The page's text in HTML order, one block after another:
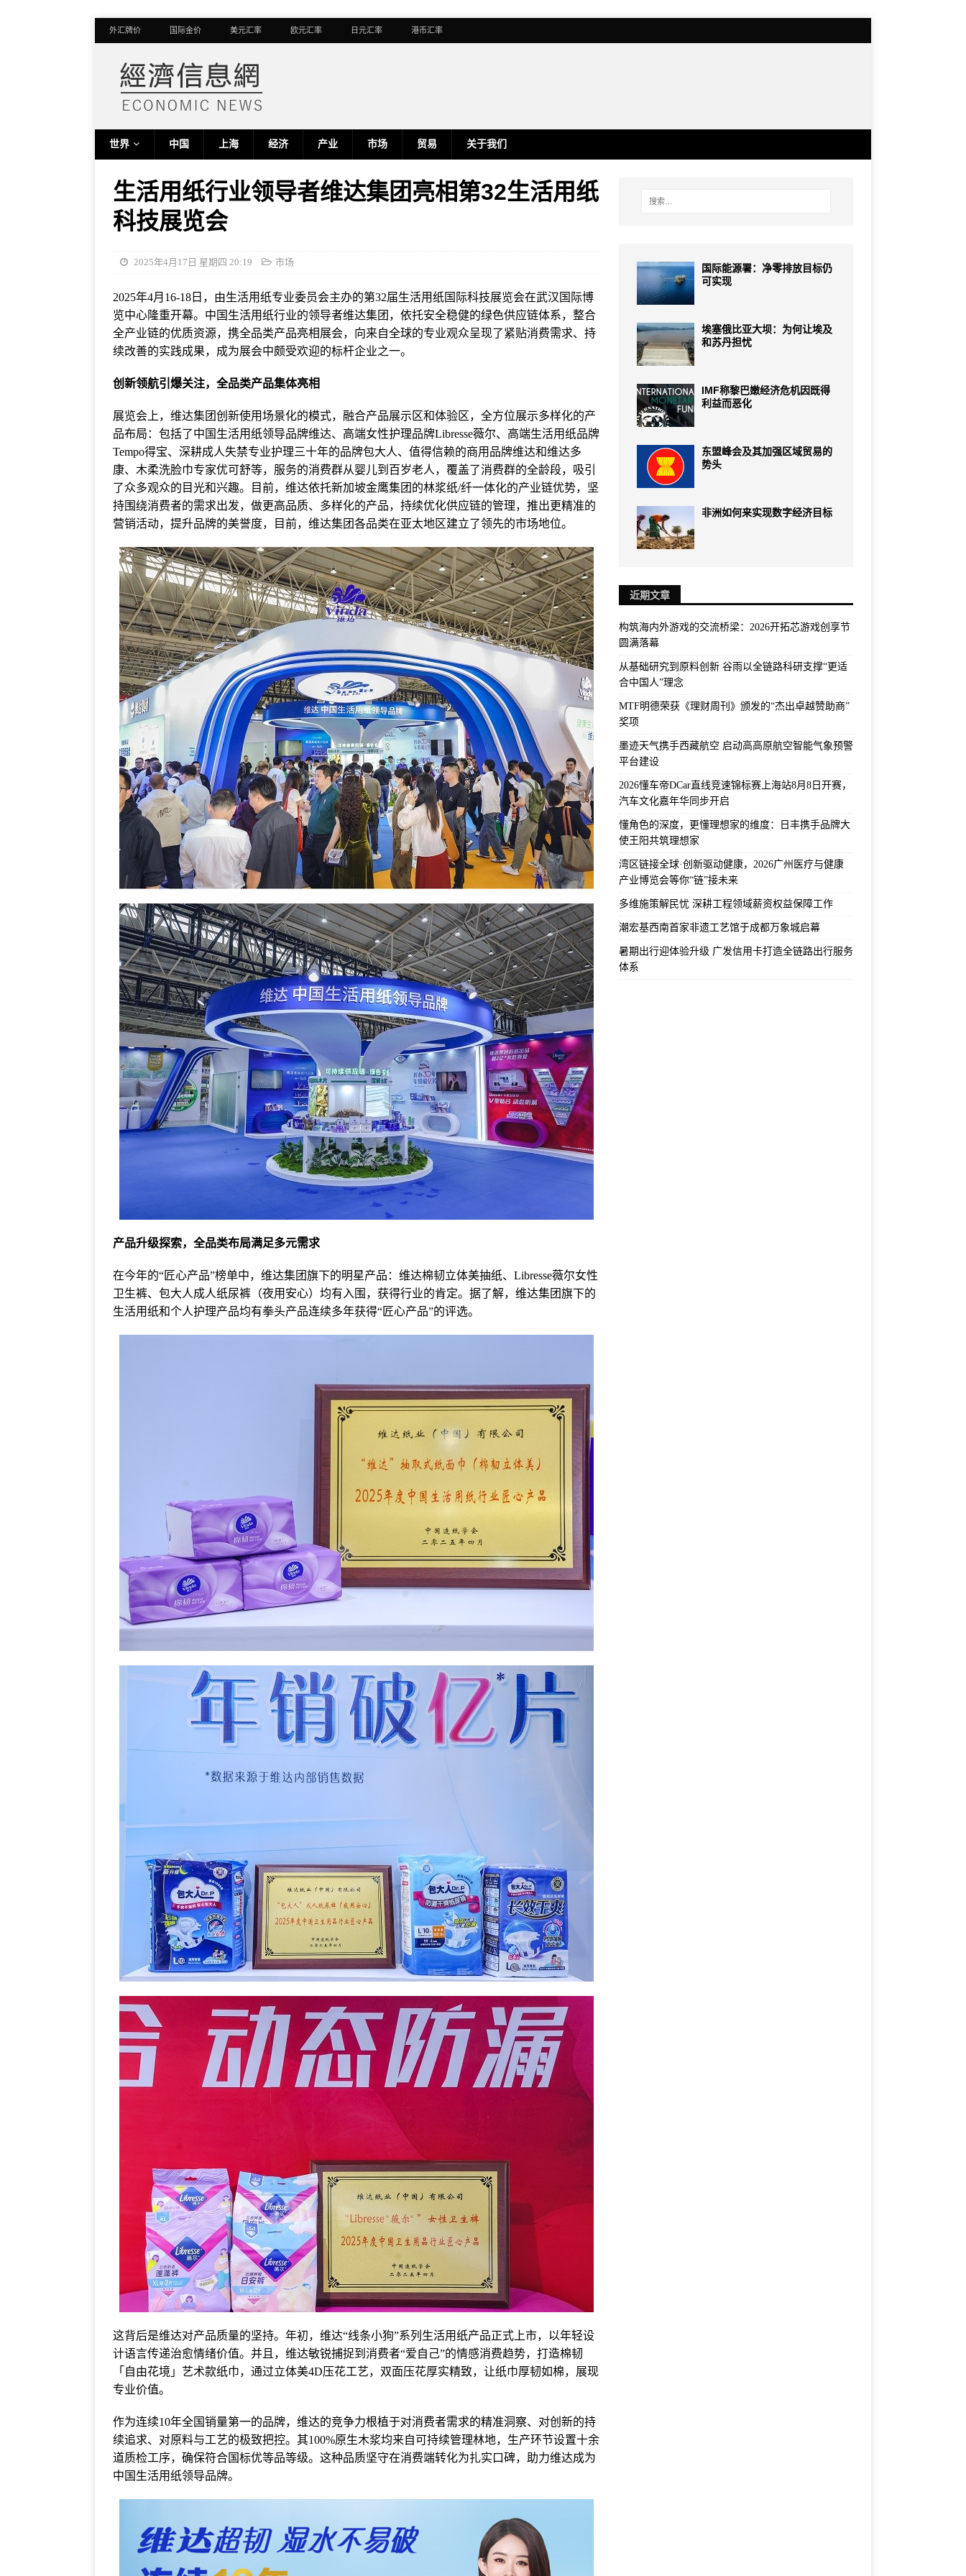
外汇牌价 国际金价 美元汇率 欧元汇率 日元汇率 港币汇率
世界 中国 上海 经济 产业 市场 贸易 关于我们
生活用纸行业领导者维达集团亮相第32生活用纸
科技展览会
2025年4月17日 星期四 20:19 市场
2025年4月16-18日，由生活用纸专业委员会主办的第32届生活用纸国际科技展览会在武汉国际博
览中心隆重开幕。中国生活用纸行业的领导者维达集团，依托安全稳健的绿色供应链体系，整合
全产业链的优质资源，携全品类产品亮相展会，向来自全球的专业观众呈现了紧贴消费需求、持
续改善的实践成果，成为展会中颇受欢迎的标杆企业之一。
创新领航引爆关注，全品类产品集体亮相
展览会上，维达集团创新使用场景化的模式，融合产品展示区和体验区，全方位展示多样化的产
品布局：包括了中国生活用纸领导品牌维达、高端女性护理品牌Libresse薇尔、高端生活用纸品牌
Tempo得宝、深耕成人失禁专业护理三十年的品牌包大人、值得信赖的商用品牌维达和维达多
康、木柔洗脸巾专家优可舒等，服务的消费群从婴儿到百岁老人，覆盖了消费群的全龄段，吸引
了众多观众的目光和兴趣。目前，维达依托新加坡金鹰集团的林浆纸/纤一体化的产业链优势，坚
持围绕消费者的需求出发，做更高品质、多样化的产品，持续优化供应链的管理，推出更精准的
营销活动，提升品牌的美誉度，目前，维达集团各品类在亚太地区建立了领先的市场地位。
产品升级探索，全品类布局满足多元需求
在今年的“匠心产品”榜单中，维达集团旗下的明星产品：维达棉韧立体美抽纸、Libresse薇尔女性
卫生裤、包大人成人纸尿裤（夜用安心）均有入围，获得行业的肯定。据了解，维达集团旗下的
生活用纸和个人护理产品均有拳头产品连续多年获得“匠心产品”的评选。
这背后是维达对产品质量的坚持。年初，维达“线条小狗”系列生活用纸产品正式上市，以年轻设
计语言传递治愈情绪价值。并且，维达敏锐捕捉到消费者“爱自己”的情感消费趋势，打造棉韧
「自由花境」艺术款纸巾，通过立体美4D压花工艺，双面压花厚实精致，让纸巾厚韧如棉，展现
专业价值。
作为连续10年全国销量第一的品牌，维达的竞争力根植于对消费者需求的精准洞察、对创新的持
续追求、对原料与工艺的极致把控。其100%原生木浆均来自可持续管理林地，生产环节设置十余
道质检工序，确保符合国标优等品等级。这种品质坚守在消费端转化为扎实口碑，助力维达成为
中国生活用纸领导品牌。
国际能源署：净零排放目标仍
可实现
埃塞俄比亚大坝：为何让埃及
和苏丹担忧
IMF称黎巴嫩经济危机因既得
利益而恶化
东盟峰会及其加强区域贸易的
势头
非洲如何来实现数字经济目标
近期文章
构筑海内外游戏的交流桥梁：2026开拓芯游戏创享节
圆满落幕
从基础研究到原料创新 谷雨以全链路科研支撑“更适
合中国人”理念
MTF明德荣获《理财周刊》颁发的“杰出卓越赞助商”
奖项
墨迹天气携手西藏航空 启动高高原航空智能气象预警
平台建设
2026懂车帝DCar直线竞速锦标赛上海站8月8日开赛，
汽车文化嘉年华同步开启
懂角色的深度，更懂理想家的维度：日丰携手品牌大
使王阳共筑理想家
湾区链接全球·创新驱动健康，2026广州医疗与健康
产业博览会等你“链”接未来
多维施策解民忧 深耕工程领域薪资权益保障工作
潮宏基西南首家非遗工艺馆于成都万象城启幕
暑期出行迎体验升级 广发信用卡打造全链路出行服务
体系